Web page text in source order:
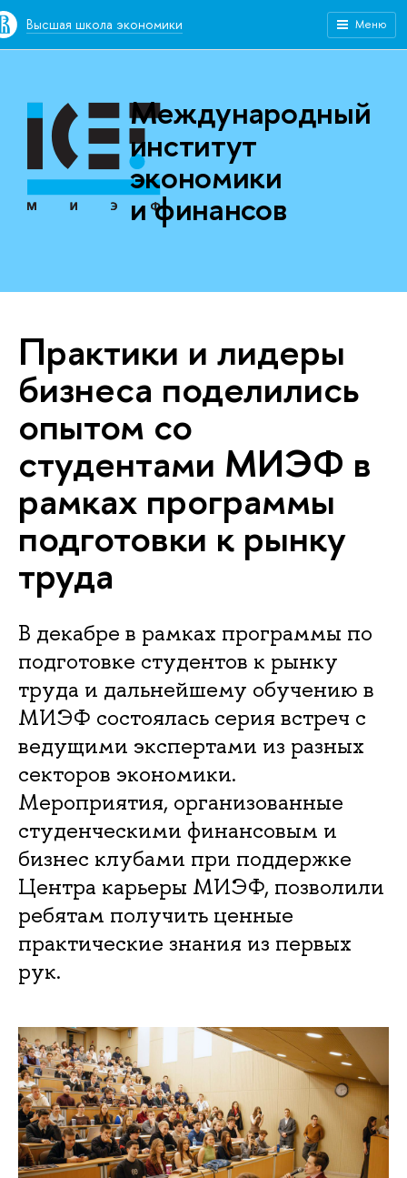
Высшая школа экономики Меню
Международный
институт
экономики
и финансов
Практики и лидеры
бизнеса поделились
опытом со
студентами МИЭФ в
рамках программы
подготовки к рынку
труда
В декабре в рамках программы по
подготовке студентов к рынку
труда и дальнейшему обучению в
МИЭФ состоялась серия встреч с
ведущими экспертами из разных
секторов экономики.
Мероприятия, организованные
студенческими финансовым и
бизнес клубами при поддержке
Центра карьеры МИЭФ, позволили
ребятам получить ценные
практические знания из первых
рук.